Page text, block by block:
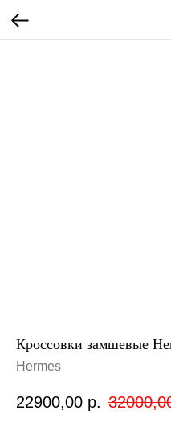
Кроссовки замшевые
Hermes
22900,00 р.